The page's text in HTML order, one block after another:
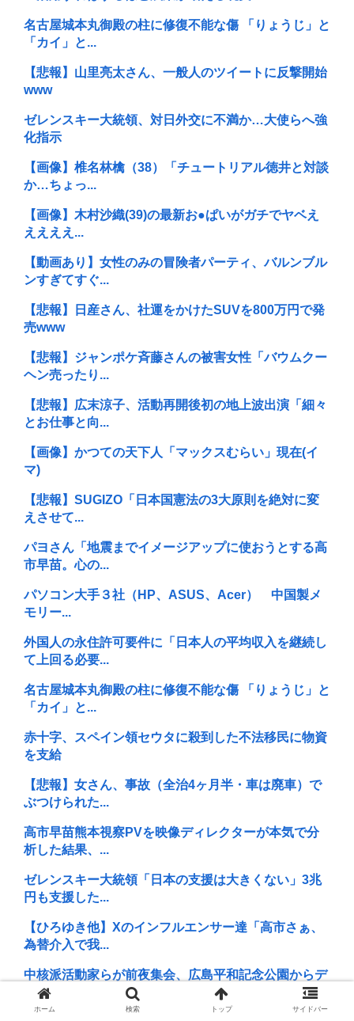
名古屋城本丸御殿の柱に修復不能な傷 「りょうじ」と
「カイ」と...
【悲報】山里亮太さん、一般人のツイートに反撃開始
www
ゼレンスキー大統領、対日外交に不満か…大使らへ強
化指示
【画像】椎名林檎（38）「チュートリアル徳井と対談
か…ちょっ...
【画像】木村沙織(39)の最新お●ぱいがガチでヤベえ
ええええ...
【動画あり】女性のみの冒険者パーティ、バルンブル
ンすぎてすぐ...
【悲報】日産さん、社運をかけたSUVを800万円で発
売www
【悲報】ジャンポケ斉藤さんの被害女性「バウムクー
ヘン売ったり...
【悲報】広末涼子、活動再開後初の地上波出演「細々
とお仕事と向...
【画像】かつての天下人「マックスむらい」現在(イ
マ)
【悲報】SUGIZO「日本国憲法の3大原則を絶対に変
えさせて...
パヨさん「地震までイメージアップに使おうとする高
市早苗。心の...
パソコン大手３社（HP、ASUS、Acer） 中国製メ
モリー...
外国人の永住許可要件に「日本人の平均収入を継続し
て上回る必要...
名古屋城本丸御殿の柱に修復不能な傷 「りょうじ」と
「カイ」と...
赤十字、スペイン領セウタに殺到した不法移民に物資
を支給
【悲報】女さん、事故（全治4ヶ月半・車は廃車）で
ぶつけられた...
高市早苗熊本視察PVを映像ディレクターが本気で分
析した結果、...
ゼレンスキー大統領「日本の支援は大きくない」3兆
円も支援した...
【ひろゆき他】Xのインフルエンサー達「高市さぁ、
為替介入で我...
中核派活動家らが前夜集会、広島平和記念公園からデ
モ行進「中国...
ホーム 検索 トップ サイドバー